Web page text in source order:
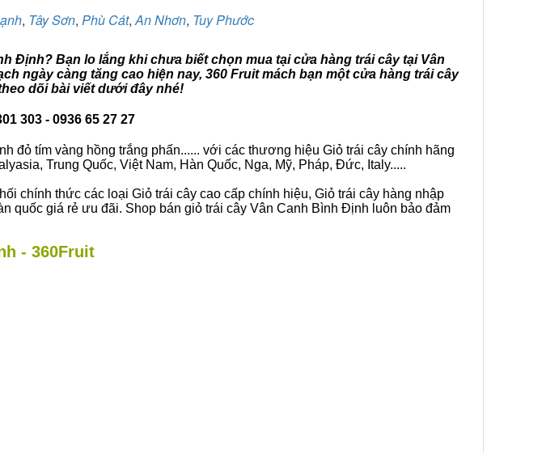
, Tây Sơn, Phù Cát,An Nhơn, Tuy Phước
Định? Bạn lo lắng khi chưa biết chọn mua tại cửa hàng trái cây tại Vân
ngày càng tăng cao hiện nay, 360 Fruit mách bạn một cửa hàng trái cây
dõi bài viết dưới đây nhé!
303 - 0936 65 27 27
đỏ tím vàng hồng trắng phấn...... với các thương hiệu Giỏ trái cây chính hãng
Trung Quốc, Việt Nam, Hàn Quốc, Nga, Mỹ, Pháp, Đức, Italy.....
chính thức các loại Giỏ trái cây cao cấp chính hiệu, Giỏ trái cây hàng nhập
quốc giá rẻ ưu đãi. Shop bán giỏ trái cây Vân Canh Bình Định luôn bảo đảm
- 360Fruit